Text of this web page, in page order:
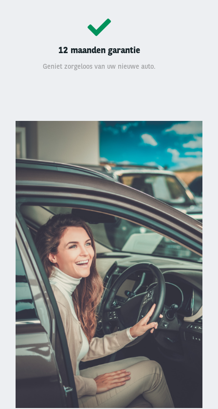
12 maanden garantie
Geniet zorgeloos van uw nieuwe auto.
Left